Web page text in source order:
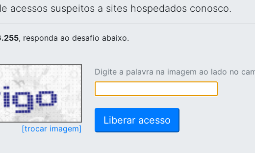
acessos suspeitos a sites hospedados conosco.
, responda ao desafio abaixo.
[trocar imagem]
Digite a palavra na imagem ao lado no